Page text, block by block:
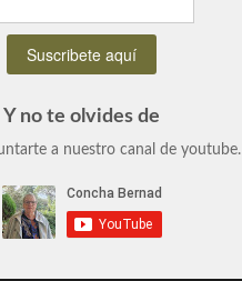
Y no te olvides de
a nuestro canal de youtube.